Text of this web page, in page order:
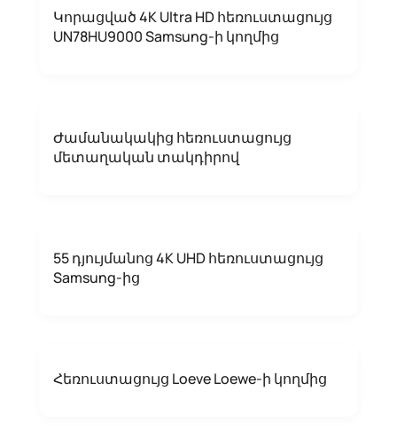
Կորացված 4K Ultra HD հեռուստացույց
UN78HU9000 Samsung-ի կողմից
Ժամանակակից հեռուստացույց
մետաղական տակդիրով
55 դյույմանոց 4K UHD հեռուստացույց
Samsung-ից
Հեռուստացույց Loeve Loewe-ի կողմից